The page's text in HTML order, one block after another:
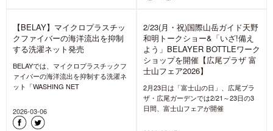
【BELAY】マイクロプラスチッ
クファイバーの海洋流出を抑制
する洗濯ネット発売
BELAYでは、マイクロプラスチックフ
ァイバーの海洋流出を抑制する洗濯ネ
ット「WASHING NET
2026-03-06
2/23(月・祝)国際山岳ガイド天野
和明トークショー&「いざ!備え
よう」BELAYER BOTTLEワーク
ショップを開催【広尾プラザ 富
士山フェア2026】
2月23日は「富士山の日」、広尾プラ
ザ・広尾ガーデンでは2/21～23日の3
日間、富士山フェアが開催